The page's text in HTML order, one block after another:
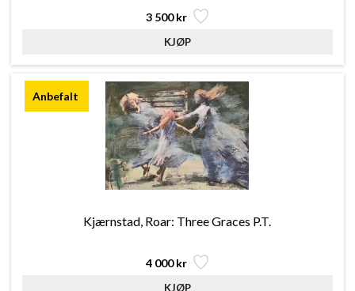
3 500 kr
Kjærnstad, Roar: Three Graces P.T.
4 000 kr